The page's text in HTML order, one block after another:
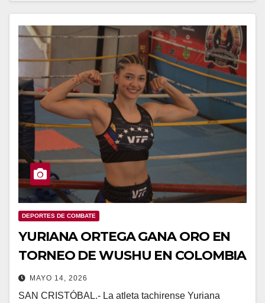
DEPORTES DE COMBATE
YURIANA ORTEGA GANA ORO EN
TORNEO DE WUSHU EN COLOMBIA
MAYO 14, 2026
SAN CRISTÓBAL.- La atleta tachirense Yuriana